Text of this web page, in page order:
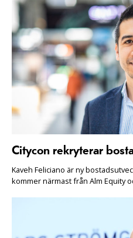
Citycon rekryterar
Kaveh Feliciano är ny
kommer närmast från Alm Equity